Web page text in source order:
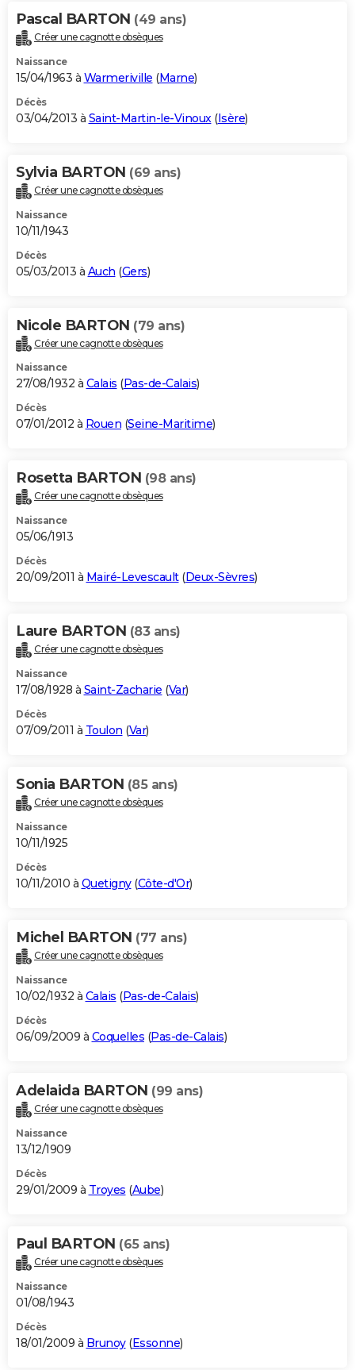
Pascal BARTON (49 ans)
Créer une cagnotte obsèques
Naissance
15/04/1963 à Warmeriville (Marne)
Décès
03/04/2013 à Saint-Martin-le-Vinoux(Isère)
Sylvia BARTON (69 ans)
Créer une cagnotte obsèques
Naissance
10/11/1943
Décès
05/03/2013 à Auch (Gers)
Nicole BARTON (79 ans)
Créer une cagnotte obsèques
Naissance
27/08/1932 à Calais (Pas-de-Calais)
Décès
07/01/2012 à Rouen (Seine-Maritime)
Rosetta BARTON (98 ans)
Créer une cagnotte obsèques
Naissance
05/06/1913
Décès
20/09/2011 à Mairé-Levescault(Deux-Sèvres)
Laure BARTON (83 ans)
Créer une cagnotte obsèques
Naissance
17/08/1928 à Saint-Zacharie (Var)
Décès
07/09/2011 à Toulon (Var)
Sonia BARTON (85 ans)
Créer une cagnotte obsèques
Naissance
10/11/1925
Décès
10/11/2010 à Quetigny(Côte-d'Or)
Michel BARTON (77 ans)
Créer une cagnotte obsèques
Naissance
10/02/1932 à Calais (Pas-de-Calais)
Décès
06/09/2009 à Coquelles (Pas-de-Calais)
Adelaida BARTON (99 ans)
Créer une cagnotte obsèques
Naissance
13/12/1909
Décès
29/01/2009 à Troyes (Aube)
Paul BARTON (65 ans)
Créer une cagnotte obsèques
Naissance
01/08/1943
Décès
18/01/2009 à Brunoy(Essonne)